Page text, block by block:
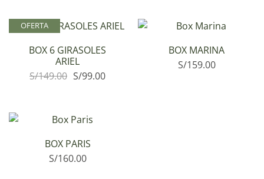
OFERTA
BOX 6 GIRASOLES
ARIEL
S/149.00 S/99.00
BOX MARINA
S/159.00
BOX PARIS
S/160.00